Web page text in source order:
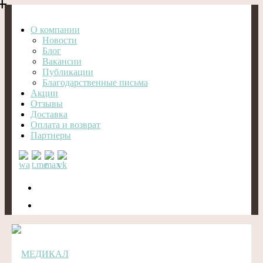
О компании
Новости
Блог
Вакансии
Публикации
Благодарственные письма
Акции
Отзывы
Доставка
Оплата и возврат
Партнеры